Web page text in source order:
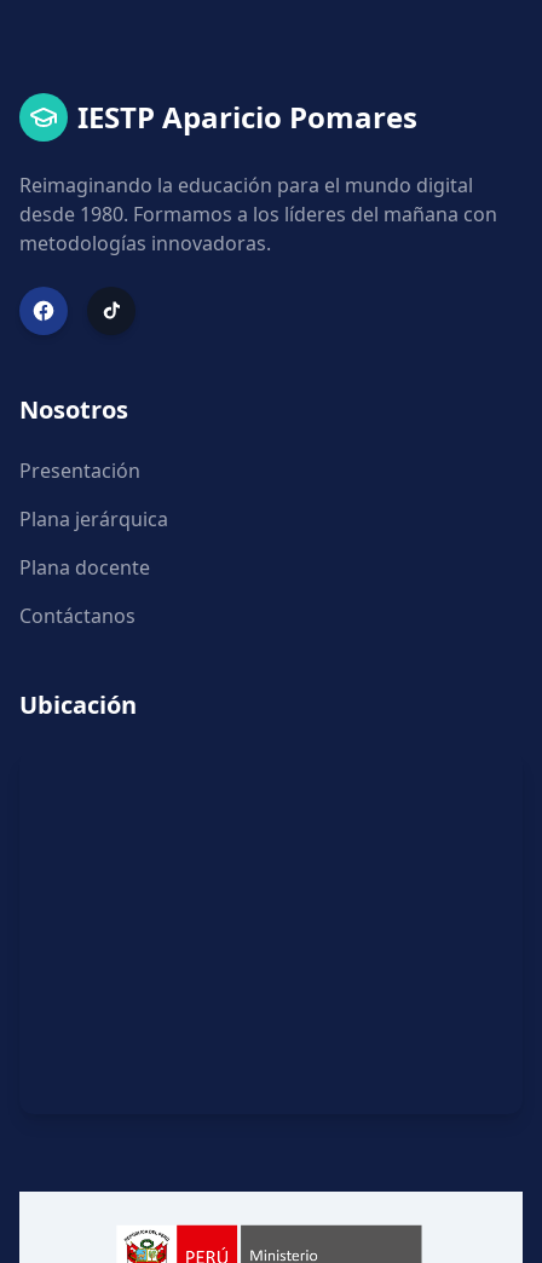
IESTP Aparicio Pomares
Reimaginando la educación para el mundo digital
desde 1980. Formamos a los líderes del mañana con
metodologías innovadoras.
Nosotros
Presentación
Plana jerárquica
Plana docente
Contáctanos
Ubicación